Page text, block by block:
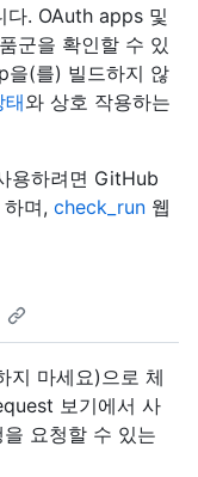
. OAuth apps 및
군을 확인할 수 있
을(를) 빌드하지 않
태와 상호 작용하는
용하려면 GitHub
며, check_run웹
지 마세요)으로 체
보기에서 사
요청할 수 있는